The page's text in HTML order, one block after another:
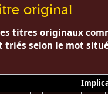
original
titres originaux
triés selon le mot